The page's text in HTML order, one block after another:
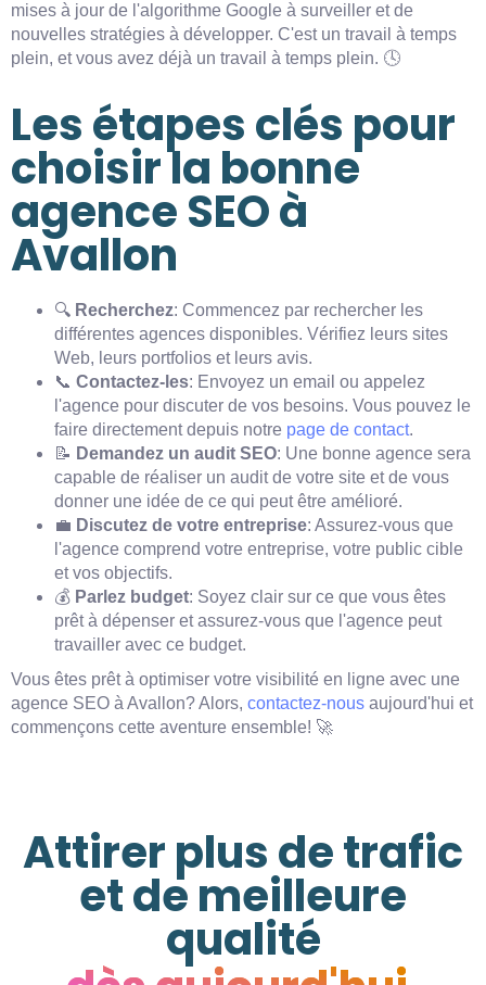
mises à jour de l'algorithme Google à surveiller et de
nouvelles stratégies à développer. C'est un travail à temps
plein, et vous avez déjà un travail à temps plein. 🕓
Les étapes clés pour
choisir la bonne
agence SEO à
Avallon
🔍 Recherchez: Commencez par rechercher les
différentes agences disponibles. Vérifiez leurs sites
Web, leurs portfolios et leurs avis.
📞 Contactez-les: Envoyez un email ou appelez
l'agence pour discuter de vos besoins. Vous pouvez le
faire directement depuis notre page de contact.
📝 Demandez un audit SEO: Une bonne agence sera
capable de réaliser un audit de votre site et de vous
donner une idée de ce qui peut être amélioré.
💼 Discutez de votre entreprise: Assurez-vous que
l'agence comprend votre entreprise, votre public cible
et vos objectifs.
💰 Parlez budget: Soyez clair sur ce que vous êtes
prêt à dépenser et assurez-vous que l'agence peut
travailler avec ce budget.
Vous êtes prêt à optimiser votre visibilité en ligne avec une
agence SEO à Avallon? Alors, contactez-nous aujourd'hui et
commençons cette aventure ensemble! 🚀
Attirer plus de trafic
et de meilleure
qualité